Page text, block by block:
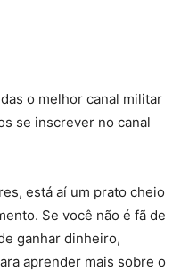
o melhor canal militar
se inscrever no canal
está aí um prato cheio
Se você não é fã de
ganhar dinheiro,
aprender mais sobre o